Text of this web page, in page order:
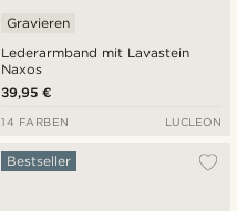
Lederarmband mit Lavastein
Naxos
Gravieren
39,95 €
14 FARBEN LUCLEON
Bestseller